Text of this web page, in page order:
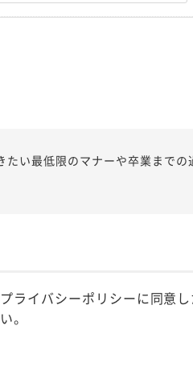
たい最低限のマナーや卒業まで
ライバシーポリシーに同意し
。